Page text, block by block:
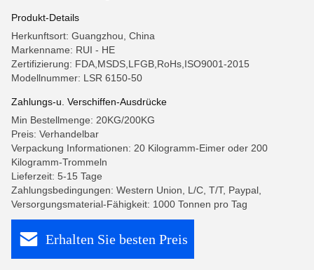
Produkt-Details
Herkunftsort: Guangzhou, China
Markenname: RUI - HE
Zertifizierung: FDA,MSDS,LFGB,RoHs,ISO9001-2015
Modellnummer: LSR 6150-50
Zahlungs-u. Verschiffen-Ausdrücke
Min Bestellmenge: 20KG/200KG
Preis: Verhandelbar
Verpackung Informationen: 20 Kilogramm-Eimer oder 200
Kilogramm-Trommeln
Lieferzeit: 5-15 Tage
Zahlungsbedingungen: Western Union, L/C, T/T, Paypal,
Versorgungsmaterial-Fähigkeit: 1000 Tonnen pro Tag
Erhalten Sie besten Preis